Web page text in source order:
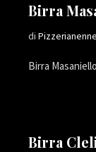
Birra
di Pizzerianenne
Birra
Birra